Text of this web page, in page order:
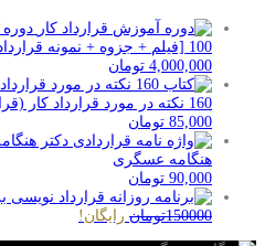
100 [فیلم + جزوه + نمونه قرارداد]
4,000,000 تومان
160 نکته در مورد قرارداد کار (قراردادهای پرسنلی)
85,000 تومان
هنگامه عسگری
90,000 تومان
150000تومان
رایگان!